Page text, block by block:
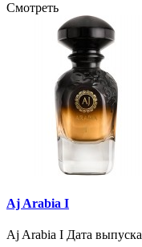
Смотреть
Aj Arabia I
Aj Arabia I Дата